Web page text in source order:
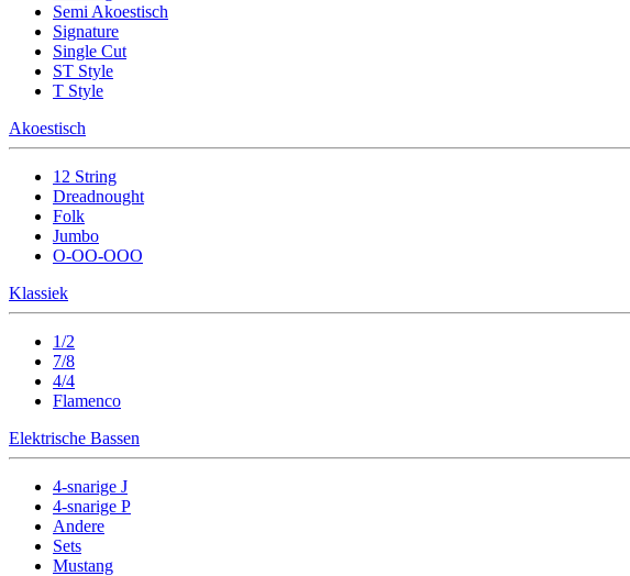
Semi Akoestisch
Signature
Single Cut
ST Style
T Style
Akoestisch
12 String
Dreadnought
Folk
Jumbo
O-OO-OOO
Klassiek
1/2
7/8
4/4
Flamenco
Elektrische Bassen
4-snarige J
4-snarige P
Andere
Sets
Mustang